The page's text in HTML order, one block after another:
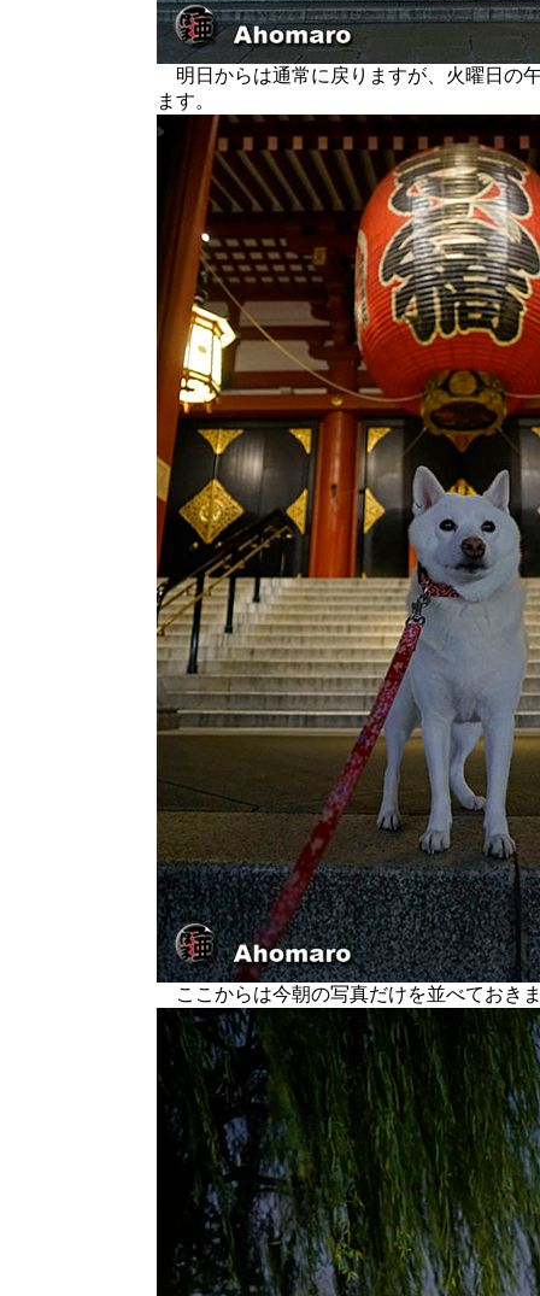
明日からは通常に戻りますが、火曜日の
ます。
ここからは今朝の写真だけを並べておき